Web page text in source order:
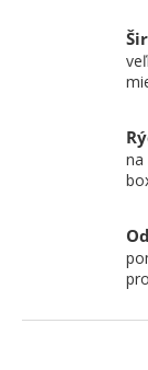
na
ZÁPÄTIE